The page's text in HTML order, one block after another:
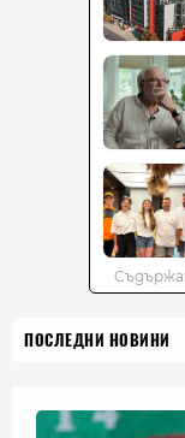
ПОСЛЕДНИ НОВИНИ